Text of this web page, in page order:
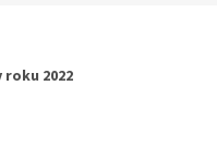
2022